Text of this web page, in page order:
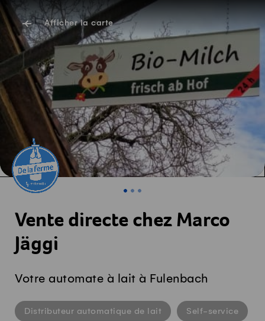
Afficher la carte
Vente directe chez Marco
Jäggi
Votre automate à lait à Fulenbach
Distributeur automatique de lait Self-service